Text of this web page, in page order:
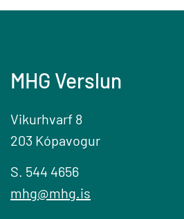
MHG Verslun
Vikurhvarf 8
203 Kópavogur
S. 544 4656
mhg@mhg.is